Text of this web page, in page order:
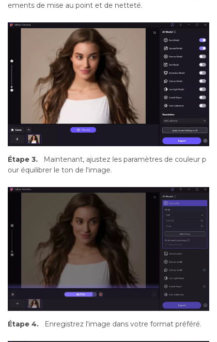
ements de mise au point et de netteté.
Étape 3.
Maintenant, ajustez les paramètres de couleur p
our équilibrer le ton de l'image.
Étape 4. Enregistrez l'image dans votre format préféré.